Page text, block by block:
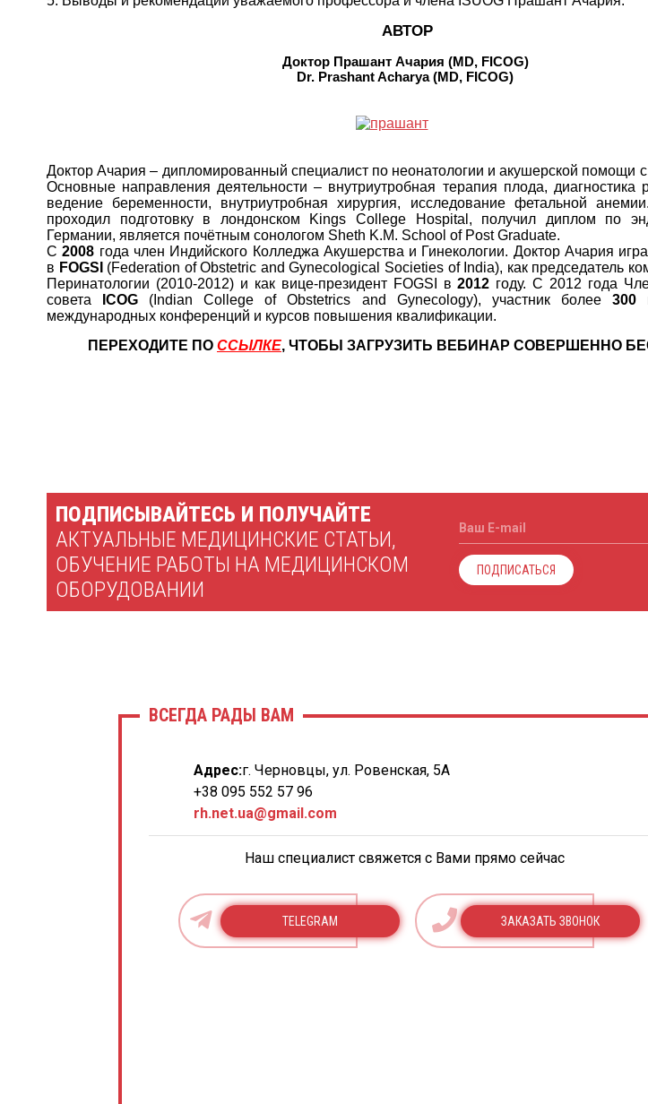
АВТОР
Доктор Прашант Ачария (MD, FICOG)
Dr. Prashant Acharya (MD, FICOG)
Доктор Ачария – дипломированный cпециалист по неонатологии и акушерской помощи
Основные направления деятельности – внутриутробная терапия плода, диагностика
ведение беременности, внутриутробная хирургия, исследование фетальной
проходил подготовку в лондонском Kings College Hospital, получил диплом по
Германии, является почётным сонологом Sheth K.M. School of Post Graduate.
С2008 года член Индийского Колледжа Акушерства и Гинекологии. Доктор Ачария
в FOGSI (Federation of Obstetric and Gynecological Societies of India), как председатель
Перинатологии (2010-2012) и как вице-президент FOGSI в2012 году. С 2012 года
совета
ICOG (Indian College of Obstetrics and Gynecology), участник более 300
международных конференций и курсов повышения квалификации.
ПЕРЕХОДИТЕ ПО ССЫЛКЕ, ЧТОБЫ ЗАГРУЗИТЬ ВЕБИНАР СОВЕРШЕННО
ПОДПИСЫВАЙТЕСЬ И ПОЛУЧАЙТЕ
АКТУАЛЬНЫЕ МЕДИЦИНСКИЕ СТАТЬИ,
ОБУЧЕНИЕ РАБОТЫ НА МЕДИЦИНСКОМ
ОБОРУДОВАНИИ
Ваш E-mail
ПОДПИСАТЬСЯ
ВСЕГДА РАДЫ ВАМ
Адрес:г. Черновцы, ул. Ровенская, 5А
+38 095 552 57 96
rh.net.ua@gmail.com
Наш специалист свяжется с Вами прямо сейчас
TELEGRAM ЗАКАЗАТЬ ЗВОНОК